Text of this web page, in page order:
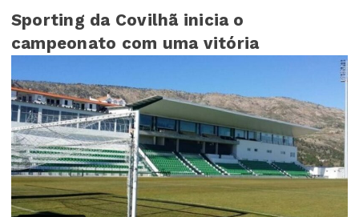
Sporting da Covilhã inicia o
campeonato com uma vitória